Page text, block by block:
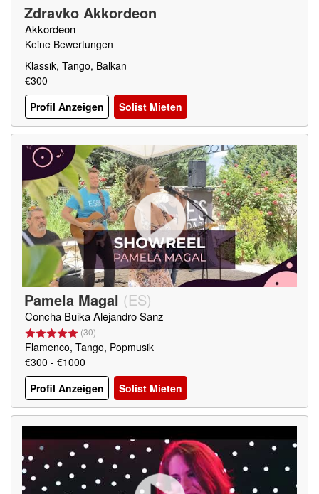
Zdravko Akkordeon
Akkordeon
Keine Bewertungen
Klassik, Tango, Balkan
€300
Profil Anzeigen
Solist Mieten
Pamela Magal (ES)
Concha Buika Alejandro Sanz
(30)
Flamenco, Tango, Popmusik
€300 - €1000
Profil Anzeigen
Solist Mieten